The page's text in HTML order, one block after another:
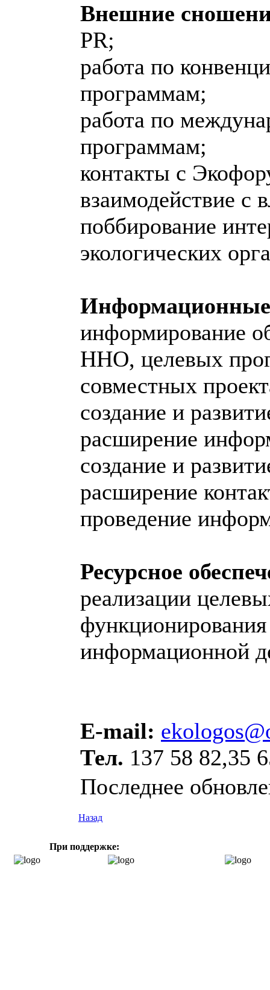
Внешние
PR;
работа по
программам;
работа по
программам;
контакты с
взаимодействие с
поббирование
экологических
информирование
ННО, целевых
совместных
создание и
расширение
создание и
расширение
проведение
Ресурсное
реализации
информационной
E-mail:
Тел. 137 58 82,35
Последнее
Назад
При поддержке: